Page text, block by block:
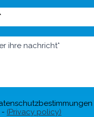
- (Privacy policy)